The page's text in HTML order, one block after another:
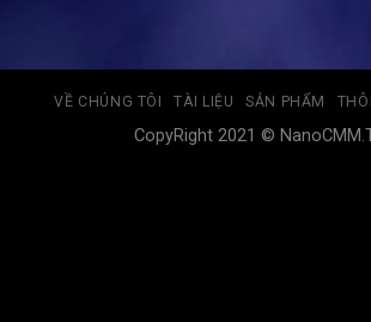
VỀ CHÚNG TÔI TÀI LIỆU SẢN PHẨM
CopyRight 2021 ©